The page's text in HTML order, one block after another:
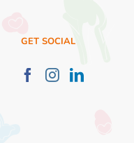
GET SOCIAL